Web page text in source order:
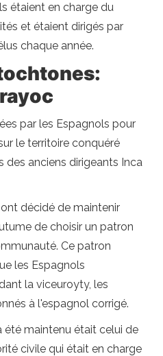
étaient en charge du
et étaient dirigés par
chaque année.
par les Espagnols pour
le territoire conquéré
des anciens dirigeants Inca
décidé de maintenir
de choisir un patron
Ce patron
les Espagnols
la viceuroyty, les
à l'espagnol corrigé.
été maintenu était celui de
civile qui était en charge